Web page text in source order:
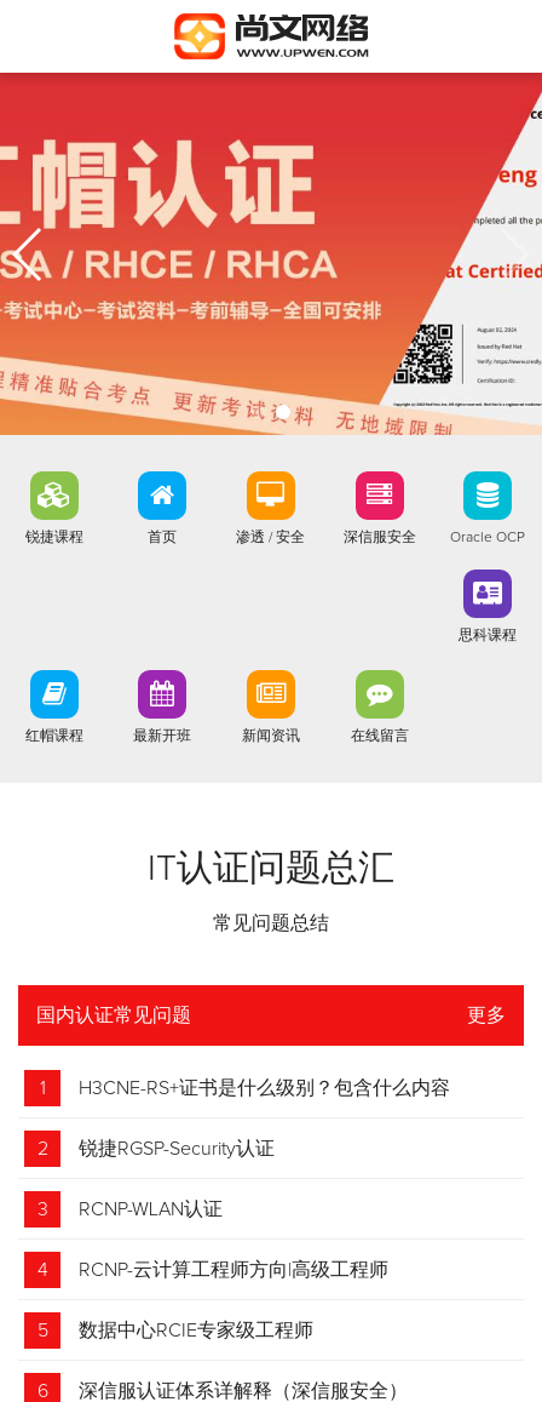
锐捷课程 首页 渗透 / 安全 深信服安全 Oracle OCP
思科课程
红帽课程 最新开班 新闻资讯 在线留言
IT认证问题总汇
常见问题总结
国内认证常见问题 更多
1 H3CNE-RS+证书是什么级别？包含什么内容
2 锐捷RGSP-Security认证
3 RCNP-WLAN认证
4 RCNP-云计算工程师方向|高级工程师
5 数据中心RCIE专家级工程师
6 深信服认证体系详解释（深信服安全）